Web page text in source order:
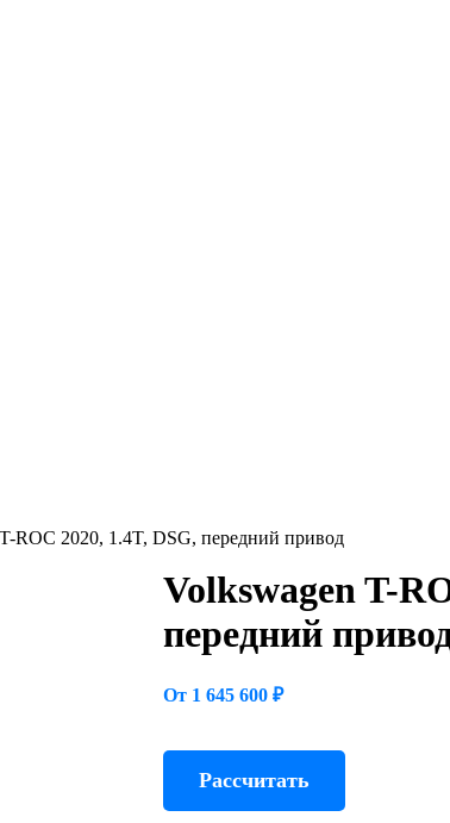
ROC 2020, 1.4T, DSG, передний привод
Volkswagen T-
передний
От 1 645 600 ₽
Рассчитать